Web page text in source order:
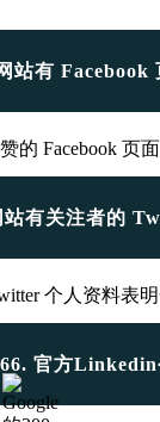
站有 Facebook
的 Facebook 页面
站有关注者的
个人资料表
官方Linkedin